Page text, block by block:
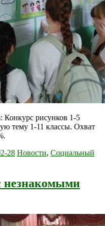
Конкурс рисунков 1-5
тему 1-11 классы. Охват
28 Новости, Социальный
незнакомыми